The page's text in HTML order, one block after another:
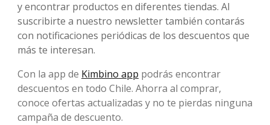
y encontrar productos en diferentes tiendas. Al
suscribirte a nuestro newsletter también contarás
con notificaciones periódicas de los descuentos que
más te interesan.
Con la app de Kimbino app podrás encontrar
descuentos en todo Chile. Ahorra al comprar,
conoce ofertas actualizadas y no te pierdas ninguna
campaña de descuento.